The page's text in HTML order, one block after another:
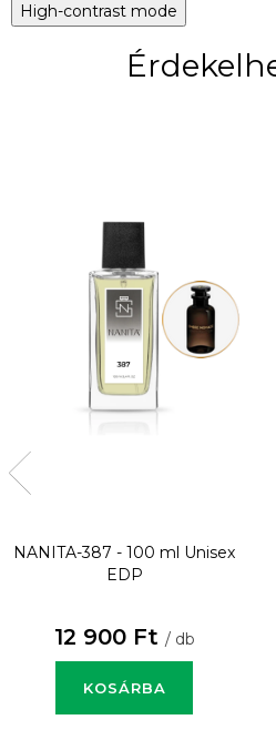
High-contrast mode
NANITA-387 - 100 ml Unisex
EDP
12 900 Ft / db
KOSÁRBA